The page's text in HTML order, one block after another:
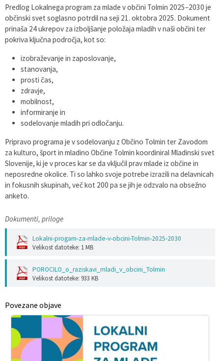
Predlog Lokalnega program za mlade v občini Tolmin 2025–2030 je
občinski svet soglasno potrdil na seji 21. oktobra 2025. Dokument
prinaša 24 ukrepov za izboljšanje položaja mladih v naši občini ter
pokriva ključna področja, kot so:
izobraževanje in zaposlovanje,
stanovanja,
prosti čas,
zdravje,
mobilnost,
informiranje in
sodelovanje mladih pri odločanju.
Pripravo programa je v sodelovanju z Občino Tolmin ter Zavodom
za kulturo, šport in mladino Občine Tolmin koordiniral Mladinski svet
Slovenije, ki je v proces kar se da vključil prav mlade iz občine in
neposredne okolice. Ti so lahko svoje potrebe izrazili na delavnicah
in fokusnih skupinah, več kot 200 pa se jih je odzvalo na obsežno
anketo.
Dokumenti, priloge
Lokalni-progam-za-mlade-v-obcini-Tolmin-2025-2030
Velikost datoteke: 1 MB
POROCILO_o_raziskavi_mladi_v_obcini_Tolmin
Velikost datoteke: 933 KB
Povezane objave
Varstvo osebnih podatkov
Katalog informacij javnega značaja
Občinska volilna komisija
Svet za preventivo in vzgojo v cestnem prometu
Viri pomoči za področje duševnega zdravja
En Svet EKO sklad
Varuhov kotiček